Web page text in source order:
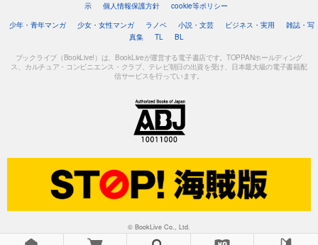
示
個人情報保護方針
cookie等ポリシー
少年・青年マンガ
少女・女性マンガ ラノベ 小説・文芸 ビジネス・実用
雑誌・写
真集
TL BL
ブックライブ（BookLive!）は、BookLiveが運営する電子書店です。TOPPANホールディング
ス、カルチュア・コンビニエンス・クラブ、テレビ朝日の出資を受け、日本最大級の電子書籍配
信サービスを行っています。
© BookLive Co., Ltd.